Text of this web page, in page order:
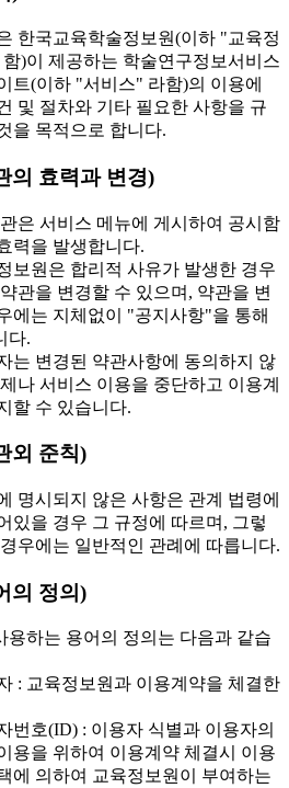
한국교육학술정보원(이하 "교육정
함)이 제공하는 학술연구정보서비스
트(이하 "서비스" 라함)의 이용에
및 절차와 기타 필요한 사항을 규
을 목적으로 합니다.
의 효력과 변경)
은 서비스 메뉴에 게시하여 공시함
력을 발생합니다.
보원은 합리적 사유가 발생한 경우
관을 변경할 수 있으며, 약관을 변
에는 지체없이 "공지사항"을 통해
다.
는 변경된 약관사항에 동의하지 않
나 서비스 이용을 중단하고 이용계
할 수 있습니다.
외 준칙)
명시되지 않은 사항은 관계 법령에
있을 경우 그 규정에 따르며, 그렇
우에는 일반적인 관례에 따릅니다.
의 정의)
용하는 용어의 정의는 다음과 같습
: 교육정보원과 이용계약을 체결한
번호(ID) : 이용자 식별과 이용자의
용을 위하여 이용계약 체결시 이용
에 의하여 교육정보원이 부여하는